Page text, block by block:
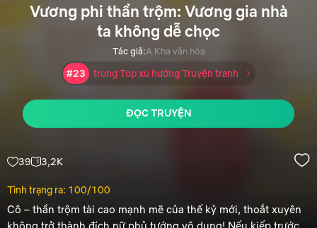
Vương phi thần trộm: Vương gia nhà
ta không dễ chọc
Tác giả:A Kha văn hóa
#23 trong Top xu hướng Truyện tranh
ĐỌC TRUYỆN
39 3,2K
Tình trạng ra: 100/100
Cô – thần trộm tài cao mạnh mẽ của thế kỷ mới, thoắt xuyên